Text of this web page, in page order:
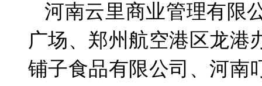
河南云里商业管理有限
广场、郑州航空港区龙港
铺子食品有限公司、河南